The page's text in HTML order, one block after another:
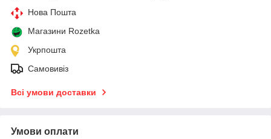
Нова Пошта
Магазини Rozetka
Укрпошта
Самовивіз
Всі умови доставки
Умови оплати